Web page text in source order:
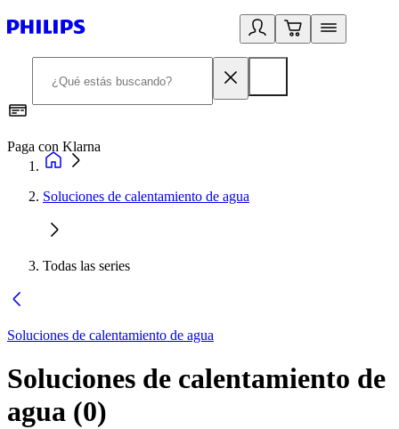
Paga con Klarna
Soluciones de calentamiento de agua
Todas las series
Soluciones de calentamiento de agua
Soluciones de calentamiento de
agua (0)